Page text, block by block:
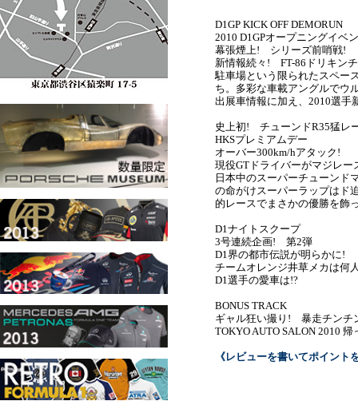
D1GP KICK OFF DEMORUN
2010 D1GPオープニングイベ
幕張煙上! シリーズ前哨戦!
新情報続々! FT-86ドリキン
駐車場という限られたスペー
ち。多彩な車載アングルで
出展車情報に加え、2010選手
史上初! チューンドR35猛レ
HKSプレミアムデー
オーバー300km/hアタック!
現役GTドライバーがマジレ
日本中のスーパーチューンド
の命がけスーパーラップはド
的レースでまさかの優勝を飾
D1ナイトスクープ
3号連続企画! 第2弾
D1界の都市伝説が明らかに!
チームオレンジ井草メカは何
D1選手の愛車は!?
BONUS TRACK
ギャル狂い撮り! 暴走チンチ
TOKYO AUTO SALON 2010
《レビューを書いてポイント